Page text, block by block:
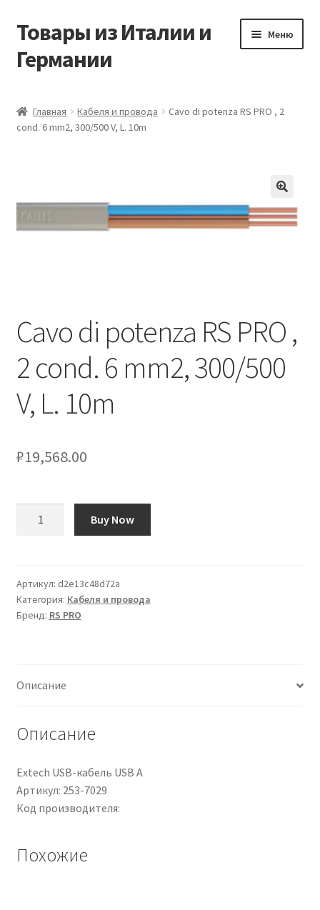
Перейти
навигации
Перейти
содержимому
Товары из Италии и
Германии
Меню
Виды доставки
Контакты
Оставить отзыв
Оформление заказа
Подтверждение заказа
Сотрудничество
Главная Кабеля и провода
Cavo di potenza RS PRO , 2
cond. 6 mm2, 300/500 V, L. 10m
🔍
Cavo di potenza RS PRO ,
2 cond. 6 mm2, 300/500
V, L. 10m
₽19,568.00
potenza
RS
PRO
6
300/500
V,
10m
Buy Now
Артикул: d2e13c48d72a
Категория: Кабеля и провода
Бренд: RS PRO
Описание
Описание
Extech USB-кабель USB A
Артикул: 253-7029
Код производителя:
Похожие